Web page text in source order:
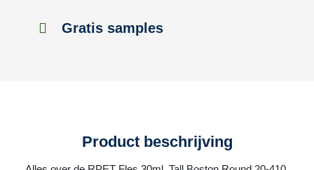
Gratis samples
Product beschrijving